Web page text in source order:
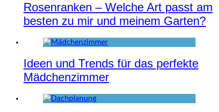
Rosenranken – Welche Art passt am
besten zu mir und meinem Garten?
Ideen und Trends für das perfekte
Mädchenzimmer